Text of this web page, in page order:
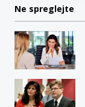
Ne spreglejte